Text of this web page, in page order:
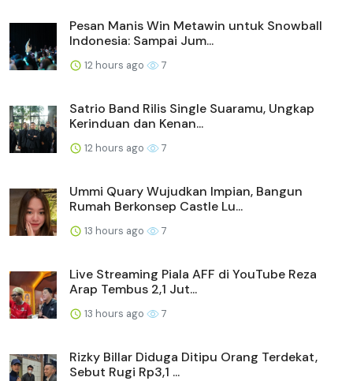
Pesan Manis Win Metawin untuk Snowball
Indonesia: Sampai Jum...
12 hours ago 7
Satrio Band Rilis Single Suaramu, Ungkap
Kerinduan dan Kenan...
12 hours ago 7
Ummi Quary Wujudkan Impian, Bangun
Rumah Berkonsep Castle Lu...
13 hours ago 7
Live Streaming Piala AFF di YouTube Reza
Arap Tembus 2,1 Jut...
13 hours ago 7
Rizky Billar Diduga Ditipu Orang Terdekat,
Sebut Rugi Rp3,1 ...